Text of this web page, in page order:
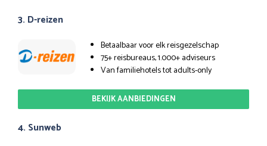
3. D-reizen
Betaalbaar voor elk reisgezelschap
75+ reisbureaus, 1.000+ adviseurs
Van familiehotels tot adults-only
BEKIJK AANBIEDINGEN
4. Sunweb